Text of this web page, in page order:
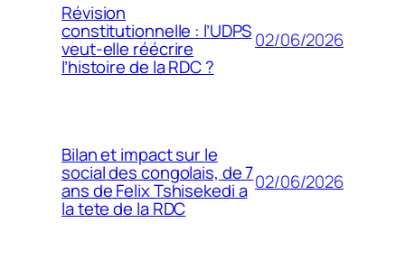
Révision
constitutionnelle : l’UDPS
veut-elle réécrire
l’histoire de la RDC ?
02/06/2026
Bilan et impact sur le
social des congolais, de 7
ans de Felix Tshisekedi a
la tete de la RDC
02/06/2026